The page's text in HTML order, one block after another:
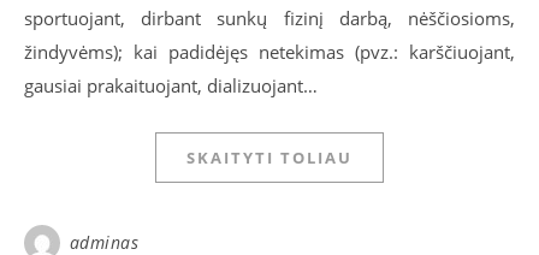
sportuojant, dirbant sunkų fizinį darbą, nėščiosioms,
žindyvėms); kai padidėjęs netekimas (pvz.: karščiuojant,
gausiai prakaituojant, dializuojant…
SKAITYTI TOLIAU
adminas